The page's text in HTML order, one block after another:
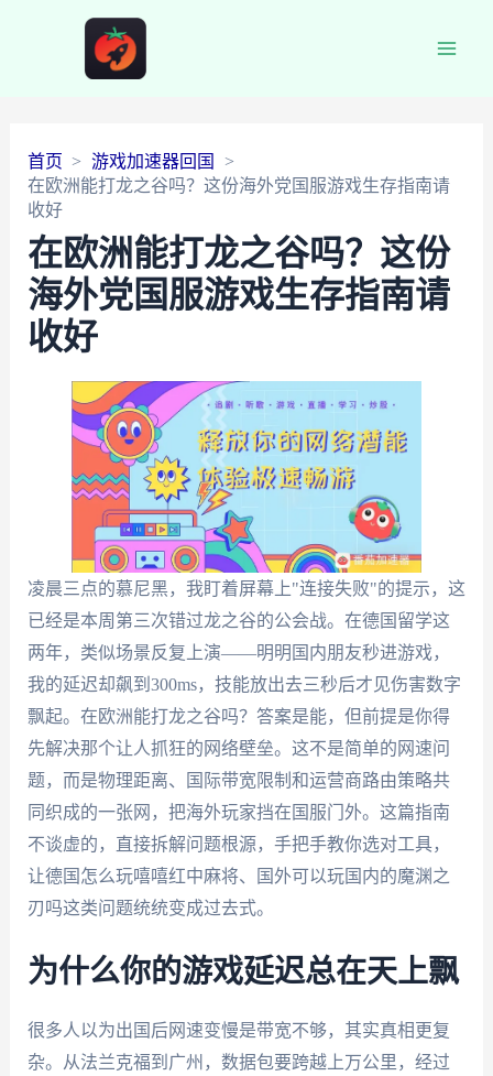
首页
游戏加速器回国
在欧洲能打龙之谷吗？这份海外党国服游戏生存指南请
收好
在欧洲能打龙之谷吗？这份
海外党国服游戏生存指南请
收好
凌晨三点的慕尼黑，我盯着屏幕上"连接失败"的提示，这
已经是本周第三次错过龙之谷的公会战。在德国留学这
两年，类似场景反复上演——明明国内朋友秒进游戏，
我的延迟却飙到300ms，技能放出去三秒后才见伤害数字
飘起。在欧洲能打龙之谷吗？答案是能，但前提是你得
先解决那个让人抓狂的网络壁垒。这不是简单的网速问
题，而是物理距离、国际带宽限制和运营商路由策略共
同织成的一张网，把海外玩家挡在国服门外。这篇指南
不谈虚的，直接拆解问题根源，手把手教你选对工具，
让德国怎么玩嘻嘻红中麻将、国外可以玩国内的魔渊之
刃吗这类问题统统变成过去式。
为什么你的游戏延迟总在天上飘
很多人以为出国后网速变慢是带宽不够，其实真相更复
杂。从法兰克福到广州，数据包要跨越上万公里，经过